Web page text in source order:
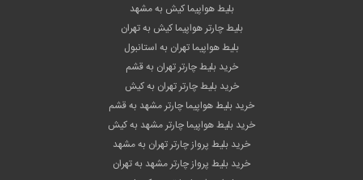
بلیط هواپیما کیش به مشهد
بلیط چارتر هواپیما کیش به تهران
بلیط هواپیما تهران به استانبول
خرید بلیط چارتر تهران به قشم
خرید بلیط چارتر تهران به کیش
خرید بلیط هواپیما چارتر مشهد به قشم
خرید بلیط هواپیما چارتر مشهد به کیش
خرید بلیط پرواز چارتر تهران به مشهد
خرید بلیط پرواز چارتر مشهد به تهران